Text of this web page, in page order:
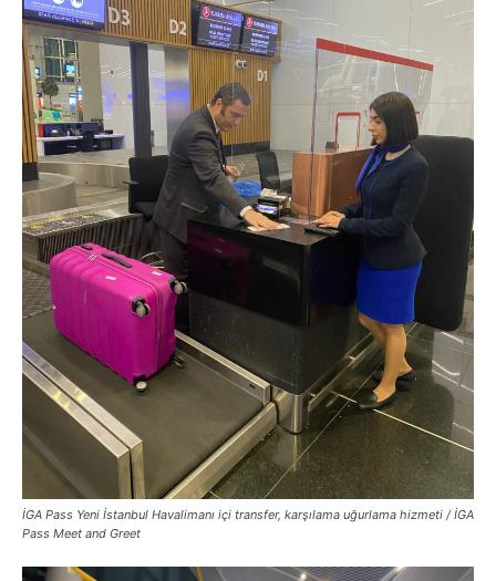
İGA Pass Yeni İstanbul Havalimanı içi transfer, karşılama uğurlama hizmeti / İGA
Pass Meet and Greet